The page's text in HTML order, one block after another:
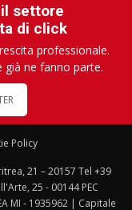
settore
di click
professionale.
già ne fanno parte.
Policy
21 – 20157 Tel +39
25 - 00144 PEC
MI - 1935962 | Capitale